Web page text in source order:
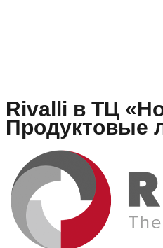
Продуктовые
Rivalli в ТЦ